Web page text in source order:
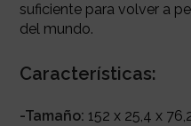
suficiente para volver a
del mundo.
Características:
-Tamaño: 152 x 25,4 x